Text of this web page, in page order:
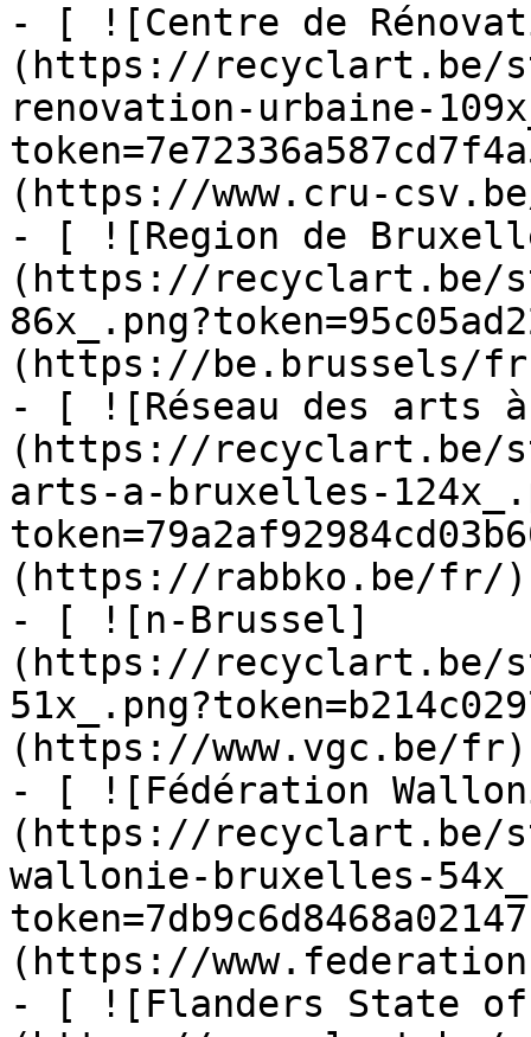
- [ ![Centre de
(https://recyclart.be/
renovation-urbaine-
(https://www.cru-
- [ ![Region de
(https://recyclart.be/
(https://be.brussels/
- [ ![Réseau des arts
(https://recyclart.be/
arts-a-bruxelles-
(https://rabbko.be/fr/)
- [ ![n-Brussel]
(https://recyclart.be/
(https://www.vgc.be/fr)
- [ ![Fédération
(https://recyclart.be/
wallonie-bruxelles-
(https://
- [ ![Flanders State